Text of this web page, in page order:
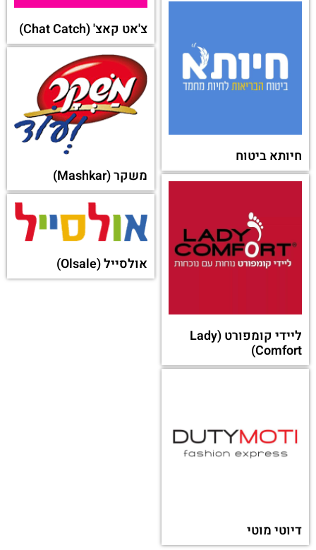
סינריון (Synerion)
מרקטמן (Marketman)
או מקטגוריה אחרת:
דלקל גז
ברילה (Barilla)